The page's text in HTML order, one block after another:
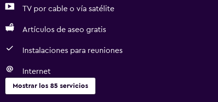
TV por cable o vía satélite
Artículos de aseo gratis
Instalaciones para reuniones
Internet
Mostrar los 85 servicios